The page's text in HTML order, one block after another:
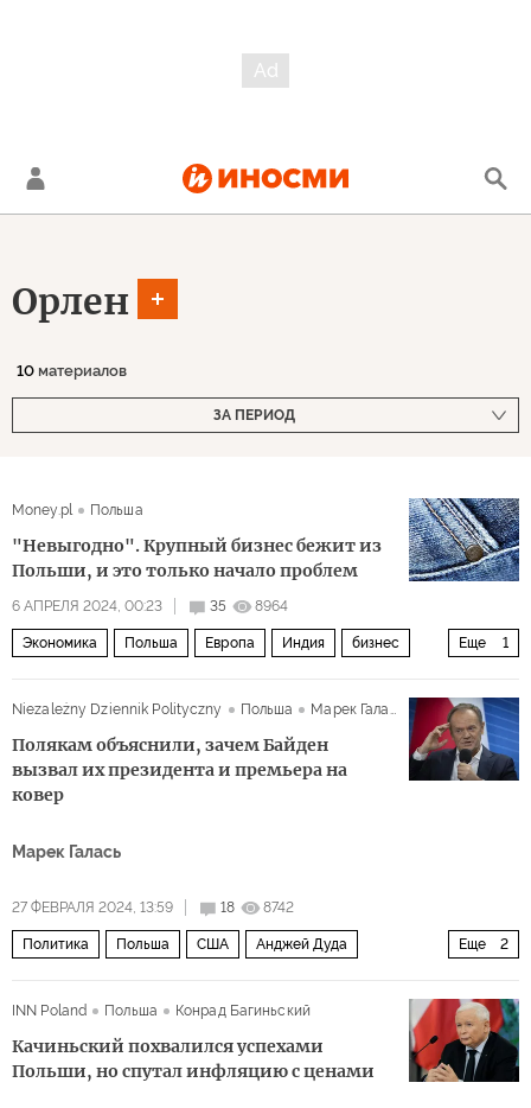
Орлен
10 материалов
ЗА ПЕРИОД
Money.pl Польша
"Невыгодно". Крупный бизнес бежит из
Польши, и это только начало проблем
6 АПРЕЛЯ 2024, 00:23 35 8964
Еще 1
Экономика Польша Европа Индия бизнес
Niezależny Dziennik Polityczny
Польша Марек Галась
Полякам объяснили, зачем Байден
вызвал их президента и премьера на
ковер
Марек Галась
27 ФЕВРАЛЯ 2024, 13:59 18 8742
Еще 2
Политика Польша США Анджей Дуда
INN Poland
Польша Конрад Багиньский
Качиньский похвалился успехами
Польши, но спутал инфляцию с ценами